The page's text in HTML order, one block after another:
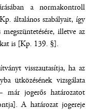
a normakontroll
általános szabályait, így
megszüntetésére, illetve az
is [Kp. 139. §].
visszautasítja, ha az
ütközésének vizsgálata
már jogerős határozatot
A határozat jogereje